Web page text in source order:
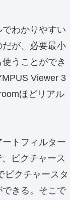
わかりやすい
が、必要最小
うことができ
Viewer 3
ほどリアル
トフィルター
ピクチャース
ピクチャースタ
きる。そこで